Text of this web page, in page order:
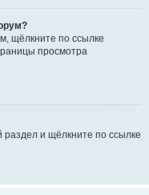
щёлкните по ссылке
просмотра
раздел и щёлкните по ссылке